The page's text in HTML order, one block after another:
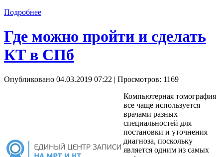
Подробнее
Где можно пройти и сделать
КТ в СПб
Опубликовано 04.03.2019 07:22 | Просмотров: 1169
Компьютерная томография
все чаще используется
врачами разных
специальностей для
постановки и уточнения
диагноза, поскольку
является одним из самых